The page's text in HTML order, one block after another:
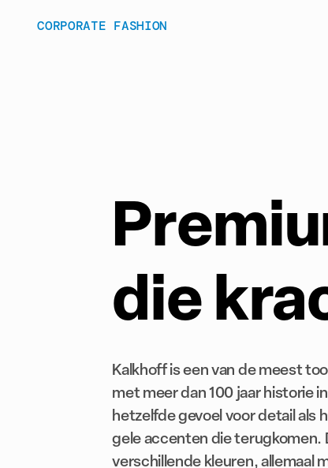
CORPORATE FASHION
die
Kalkhoff is een van de meest
met meer dan 100 jaar historie
hetzelfde gevoel voor detail als
gele accenten die terugkomen.
verschillende kleuren, allemaal